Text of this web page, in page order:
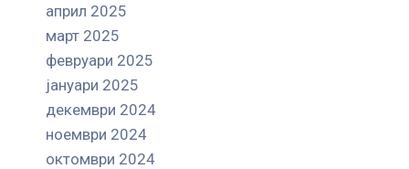
април 2025
март 2025
февруари 2025
јануари 2025
декември 2024
ноември 2024
октомври 2024